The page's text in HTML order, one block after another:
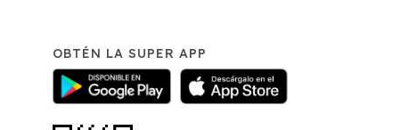
OBTÉN LA SUPER APP